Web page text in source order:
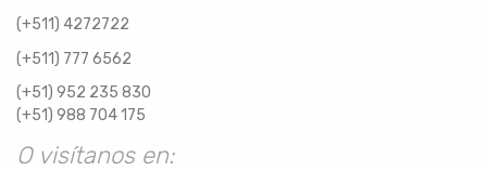
(+511) 4272722
(+511) 777 6562
(+51) 952 235 830
(+51) 988 704 175
O visítanos en: